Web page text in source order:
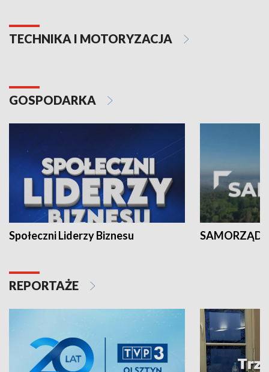
TECHNIKA I MOTORYZACJA
GOSPODARKA
Społeczni Liderzy Biznesu SAMORZĄD
REPORTAŻE